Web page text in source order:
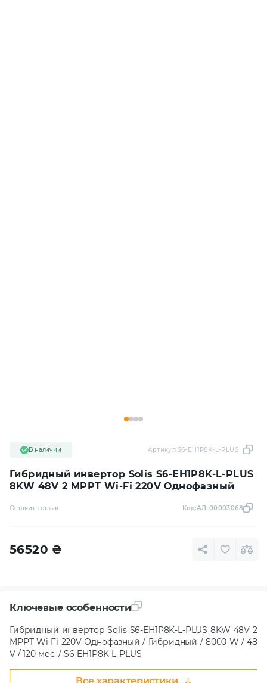
Гибридный инвертор Solis S6-EH1P8K-L-PLUS
8KW 48V 2 MPPT Wi-Fi 220V Однофазный
В наличии Артикул:S6-EH1P8K-L-PLUS
Оставить отзыв Код:АЛ-00003068
56520 ₴
Ключевые особенности
Гибридный инвертор Solis S6-EH1P8K-L-PLUS 8KW 48V 2
MPPT Wi-Fi 220V Однофазный / Гибридный / 8000 W / 48
V / 120 мес. / S6-EH1P8K-L-PLUS